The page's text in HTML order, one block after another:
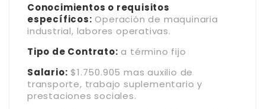
Conocimientos o requisitos
específicos: Operación de maquinaria
industrial, labores operativas.
Tipo de Contrato: a término fijo
Salario: $1.750.905 mas auxilio de
transporte, trabajo suplementario y
prestaciones sociales.